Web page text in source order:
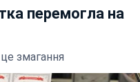
перемогла на
змагання